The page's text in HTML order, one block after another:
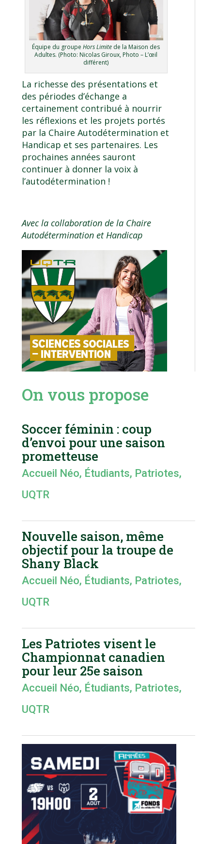
Équipe du groupeHors Limite de la Maison des
Adultes. (Photo: Nicolas Giroux, Photo – L’œil
différent)
La richesse des présentations et
des périodes d’échange a
certainement contribué à nourrir
les réflexions et les projets portés
par la Chaire Autodétermination et
Handicap et ses partenaires. Les
prochaines années sauront
continuer à donner la voix à
l’autodétermination !
Avec la collaboration de la Chaire
Autodétermination et Handicap
On vous propose
Soccer féminin : coup
d’envoi pour une saison
prometteuse
Accueil Néo, Étudiants, Patriotes,
UQTR
Nouvelle saison, même
objectif pour la troupe de
Shany Black
Accueil Néo, Étudiants, Patriotes,
UQTR
Les Patriotes visent le
Championnat canadien
pour leur 25e saison
Accueil Néo, Étudiants, Patriotes,
UQTR